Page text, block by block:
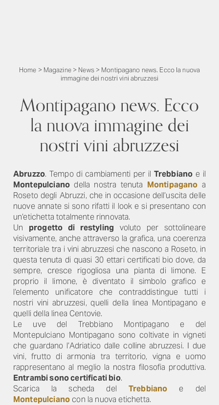
Home > Magazine> News> Montipagano news. Ecco la nuova
immagine dei nostri vini abruzzesi
Montipagano news. Ecco
la nuova immagine dei
nostri vini abruzzesi
Abruzzo. Tempo di cambiamenti per il Trebbiano e il
Montepulciano della nostra tenuta Montipagano a
Roseto degli Abruzzi, che in occasione dell’uscita delle
nuove annate si sono rifatti il look e si presentano con
un’etichetta totalmente rinnovata.
Un progetto di restyling voluto per sottolineare
visivamente, anche attraverso la grafica, una coerenza
territoriale tra i vini abruzzesi che nascono a Roseto, in
questa tenuta di quasi 30 ettari certificati bio dove, da
sempre, cresce rigogliosa una pianta di limone. E
proprio il limone, è diventato il simbolo grafico e
l’elemento unificatore che contraddistingue tutti i
nostri vini abruzzesi, quelli della linea Montipagano e
quelli della linea Centovie.
Le uve del Trebbiano Montipagano e del
Montepulciano Montipagano sono coltivate in vigneti
che guardano l’Adriatico dalle colline abruzzesi. I due
vini, frutto di armonia tra territorio, vigna e uomo
rappresentano al meglio la nostra filosofia produttiva.
Entrambi sono certificati bio.
Scarica la scheda del Trebbiano e del
Montepulcianocon la nuova etichetta.